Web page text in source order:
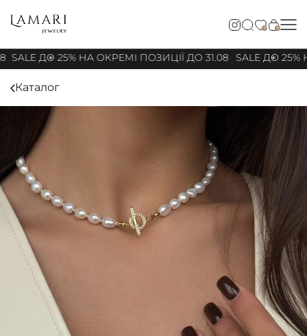
0 0
SALE ДО 25% НА ОКРЕМІ ПОЗИЦІЇ ДО 31.08 SALE ДО 25%
Каталог